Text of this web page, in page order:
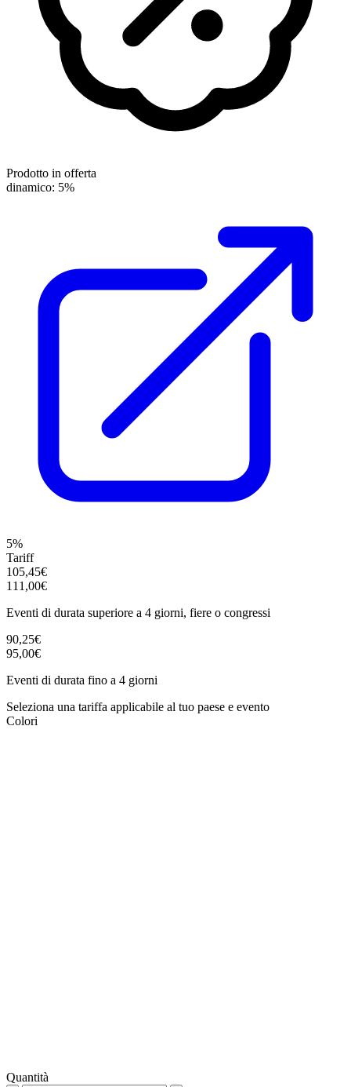
Prodotto in offerta
dinamico: 5%
5%
Tariff
105,45€
111,00€
Eventi di durata superiore a 4 giorni, fiere o congressi
90,25€
95,00€
Eventi di durata fino a 4 giorni
Seleziona una tariffa applicabile al tuo paese e evento
Colori
Quantità